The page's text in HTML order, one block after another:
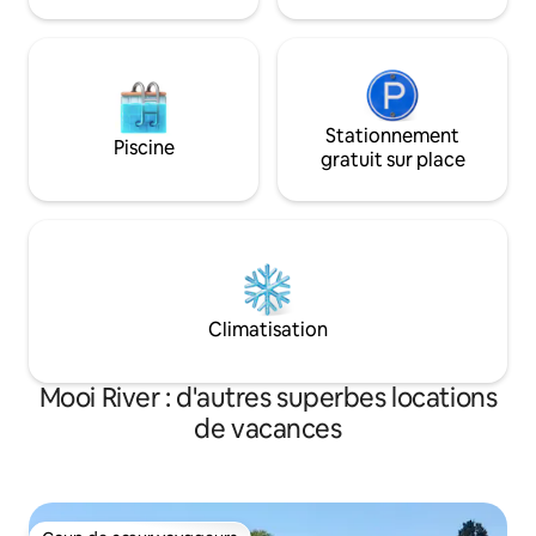
luxueuse à la campagne. Des voitures
DSTV + braai.
Piscine
Stationnement
gratuit sur place
Climatisation
Mooi River : d'autres superbes locations
de vacances